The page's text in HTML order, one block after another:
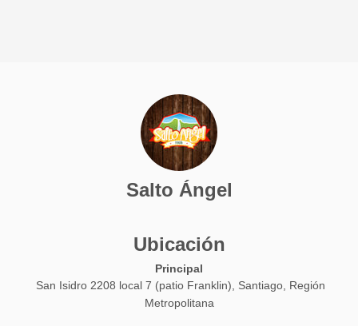
Salto Ángel
Ubicación
Principal
San Isidro 2208 local 7 (patio Franklin), Santiago, Región
Metropolitana